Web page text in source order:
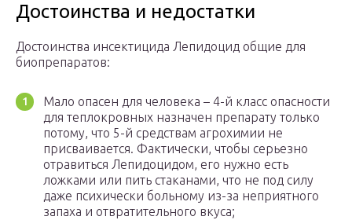
Достоинства и недостатки
Достоинства инсектицида Лепидоцид общие для
биопрепаратов:
Мало опасен для человека – 4-й класс опасности
для теплокровных назначен препарату только
потому, что 5-й средствам агрохимии не
присваивается. Фактически, чтобы серьезно
отравиться Лепидоцидом, его нужно есть
ложками или пить стаканами, что не под силу
даже психически больному из-за неприятного
запаха и отвратительного вкуса;